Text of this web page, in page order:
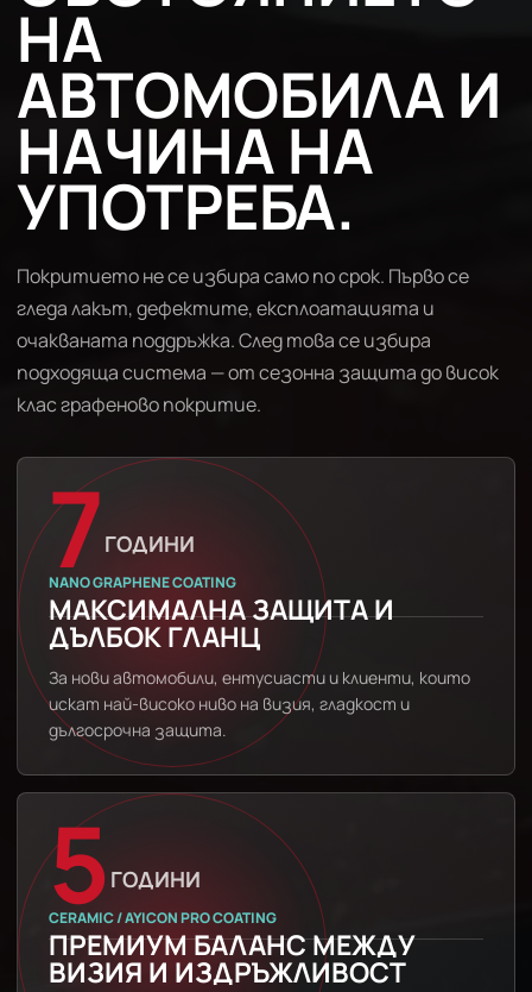
НА
АВТОМОБИЛА И
НАЧИНА НА
УПОТРЕБА.
Покритието не се избира само по срок. Първо се
гледа лакът, дефектите, експлоатацията и
очакваната поддръжка. След това се избира
подходяща система — от сезонна защита до висок
клас графеново покритие.
7ГОДИНИ
NANO GRAPHENE COATING
МАКСИМАЛНА ЗАЩИТА И
ДЪЛБОК ГЛАНЦ
За нови автомобили, ентусиасти и клиенти, които
искат най-високо ниво на визия, гладкост и
дългосрочна защита.
5ГОДИНИ
CERAMIC / AYICON PRO COATING
ПРЕМИУМ БАЛАНС МЕЖДУ
ВИЗИЯ И ИЗДРЪЖЛИВОСТ